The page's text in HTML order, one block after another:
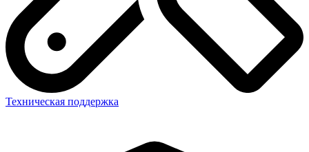
Техническая поддержка